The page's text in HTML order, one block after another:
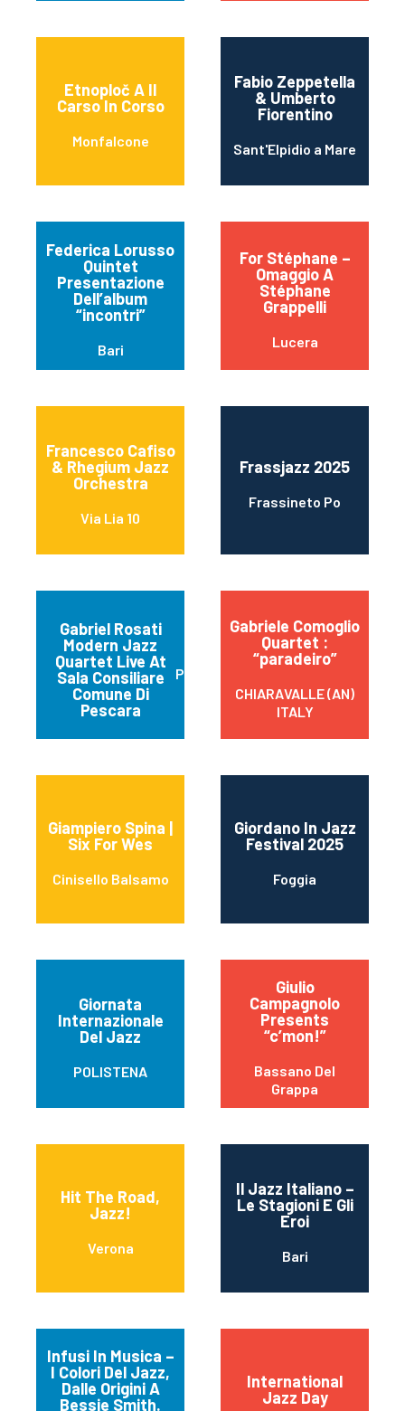
Etnoploč A Il
Carso In Corso
Monfalcone
Fabio Zeppetella
& Umberto
Fiorentino
Sant'Elpidio a Mare
Federica Lorusso
Quintet
Presentazione
Dell’album
“incontri”
Bari
For Stéphane –
Omaggio A
Stéphane
Grappelli
Lucera
Francesco Cafiso
& Rhegium Jazz
Orchestra
Via Lia 10
Frassjazz 2025
Frassineto Po
Gabriel Rosati
Modern Jazz
Quartet Live At
Sala Consiliare
Comune Di
Pescara
Pescara
Gabriele Comoglio
Quartet :
“paradeiro”
CHIARAVALLE (AN)
ITALY
Giampiero Spina |
Six For Wes
Cinisello Balsamo
Giordano In Jazz
Festival 2025
Foggia
Giornata
Internazionale
Del Jazz
POLISTENA
Giulio
Campagnolo
Presents
“c’mon!”
Bassano Del
Grappa
Hit The Road,
Jazz!
Verona
Il Jazz Italiano –
Le Stagioni E Gli
Eroi
Bari
Infusi In Musica –
I Colori Del Jazz,
Dalle Origini A
Bessie Smith.
International
Jazz Day